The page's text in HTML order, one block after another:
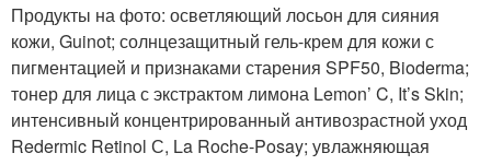
Продукты на фото: осветляющий лосьон для сияния
кожи, Guinot; солнцезащитный гель-крем для кожи с
пигментацией и признаками старения SPF50, Bioderma;
тонер для лица с экстрактом лимона Lemon’ C, It’s Skin;
интенсивный концентрированный антивозрастной уход
Redermic Retinol С, La Roche-Posay; увлажняющая